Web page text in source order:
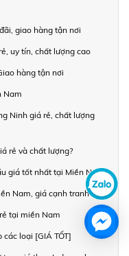
giao hàng tận nơi
uy tín, chất lượng cao
hàng tận nơi
Nam
Ninh giá rẻ, chất lượng
rẻ và chất lượng?
giá tốt nhất tại Miền Nam
Nam, giá cạnh tranh
tại miền Nam
loại [GIÁ TỐT]